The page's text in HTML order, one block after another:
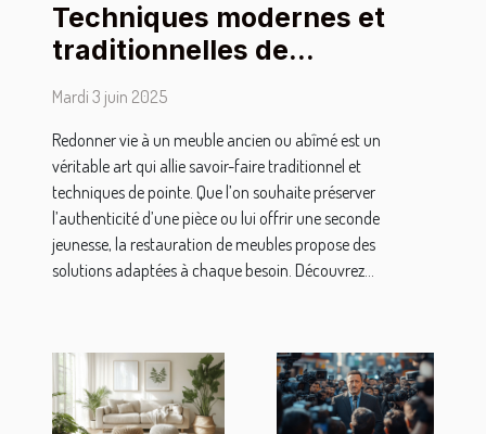
Techniques modernes et
traditionnelles de
restauration de meubles
Mardi 3 juin 2025
Redonner vie à un meuble ancien ou abîmé est un
véritable art qui allie savoir-faire traditionnel et
techniques de pointe. Que l’on souhaite préserver
l’authenticité d’une pièce ou lui offrir une seconde
jeunesse, la restauration de meubles propose des
solutions adaptées à chaque besoin. Découvrez...